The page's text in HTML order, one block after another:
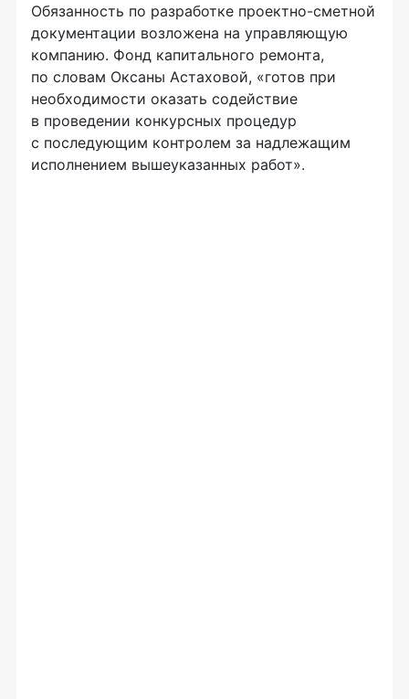
Обязанность по разработке проектно-сметной
документации возложена на управляющую
компанию. Фонд капитального ремонта,
по словам Оксаны Астаховой, «готов при
необходимости оказать содействие
в проведении конкурсных процедур
с последующим контролем за надлежащим
исполнением вышеуказанных работ».